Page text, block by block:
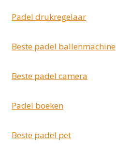
Padel drukregelaar
Beste padel ballenmachine
Beste padel camera
Padel boeken
Beste padel pet